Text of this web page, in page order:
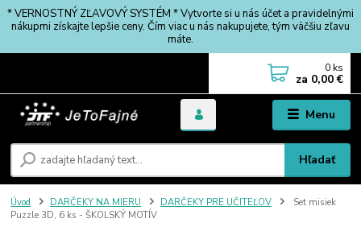
* VERNOSTNÝ ZĽAVOVÝ SYSTÉM * Vytvorte si u nás účet a pravidelnými
nákupmi získajte lepšie ceny. Čím viac u nás nakupujete, tým väčšiu zľavu
máte.
Menu
Hľadať
0 ks
za 0,00 €
Úvod DARČEKY NA MIERU DARČEKY PRE UČITEĽOV
Set misiek
Puzzle 3D, 6 ks - ŠKOLSKÝ MOTÍV